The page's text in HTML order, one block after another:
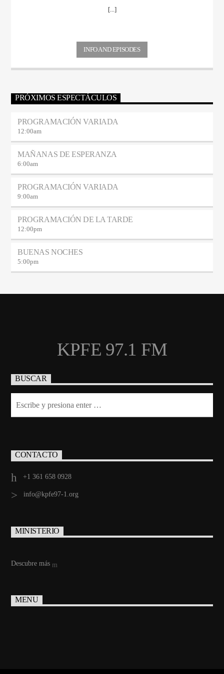
[...]
INFO AND EPISODES
PRÓXIMOS ESPECTÁCULOS
PROGRAMACIÓN VARIADA
12:00am
MAÑANAS DE ESPERANZA
6:00am
PROGRAMACIÓN VARIADA
9:00am
PROGRAMACIÓN DE LA TARDE
12:00pm
BUENAS NOCHES
5:00pm
KPFE 97.1 FM
BUSCAR
CONTACTO
+1 361 658 0928
info@kpfe97-1.org
MINISTERIO
Descubre más
MENU